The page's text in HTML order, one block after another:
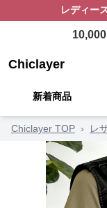
レディー
10,000
Chiclayer
新着商品
Chiclayer TOP › レ